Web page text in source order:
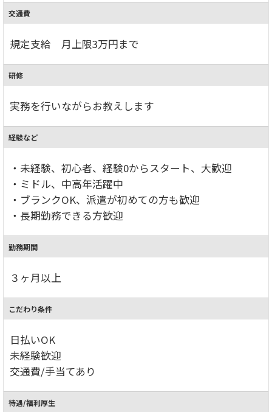
交通費
規定支給 月上限3万円まで
研修
実務を行いながらお教えします
経験など
・未経験、初心者、経験0からスタート、大歓迎
・ミドル、中高年活躍中
・ブランクOK、派遣が初めての方も歓迎
・長期勤務できる方歓迎
勤務期間
３ヶ月以上
こだわり条件
日払いOK
未経験歓迎
交通費/手当てあり
待遇/福利厚生